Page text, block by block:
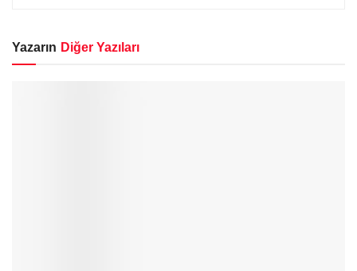
Yazarın Diğer Yazıları